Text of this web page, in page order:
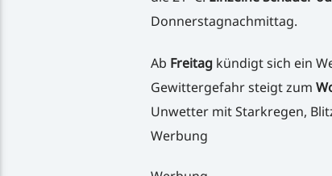
Donnerstagnachmittag.
Ab Freitagkündigt sich ein
Gewittergefahr steigt zum
Unwetter mit Starkregen,
Werbung